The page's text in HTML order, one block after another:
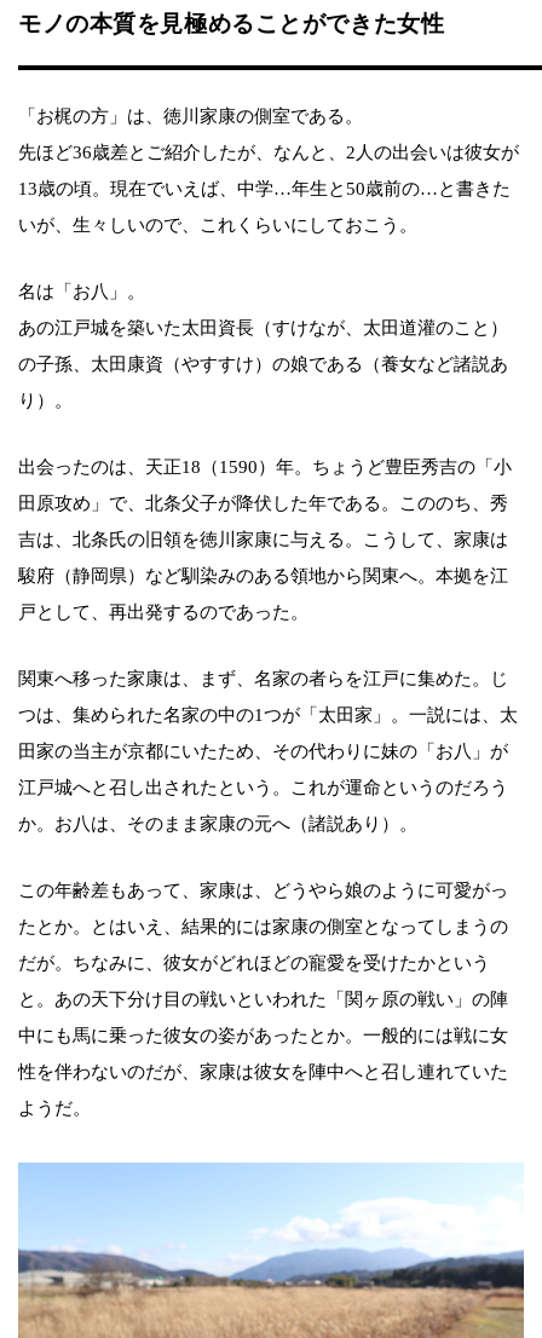
モノの本質を見極めることができた女性
「お梶の方」は、徳川家康の側室である。
先ほど36歳差とご紹介したが、なんと、2人の出会いは彼女が
13歳の頃。現在でいえば、中学…年生と50歳前の…と書きた
いが、生々しいので、これくらいにしておこう。
名は「お八」。
あの江戸城を築いた太田資長（すけなが、太田道灌のこと）
の子孫、太田康資（やすすけ）の娘である（養女など諸説あ
り）。
出会ったのは、天正18（1590）年。ちょうど豊臣秀吉の「小
田原攻め」で、北条父子が降伏した年である。こののち、秀
吉は、北条氏の旧領を徳川家康に与える。こうして、家康は
駿府（静岡県）など馴染みのある領地から関東へ。本拠を江
戸として、再出発するのであった。
関東へ移った家康は、まず、名家の者らを江戸に集めた。じ
つは、集められた名家の中の1つが「太田家」。一説には、太
田家の当主が京都にいたため、その代わりに妹の「お八」が
江戸城へと召し出されたという。これが運命というのだろう
か。お八は、そのまま家康の元へ（諸説あり）。
この年齢差もあって、家康は、どうやら娘のように可愛がっ
たとか。とはいえ、結果的には家康の側室となってしまうの
だが。ちなみに、彼女がどれほどの寵愛を受けたかという
と。あの天下分け目の戦いといわれた「関ヶ原の戦い」の陣
中にも馬に乗った彼女の姿があったとか。一般的には戦に女
性を伴わないのだが、家康は彼女を陣中へと召し連れていた
ようだ。